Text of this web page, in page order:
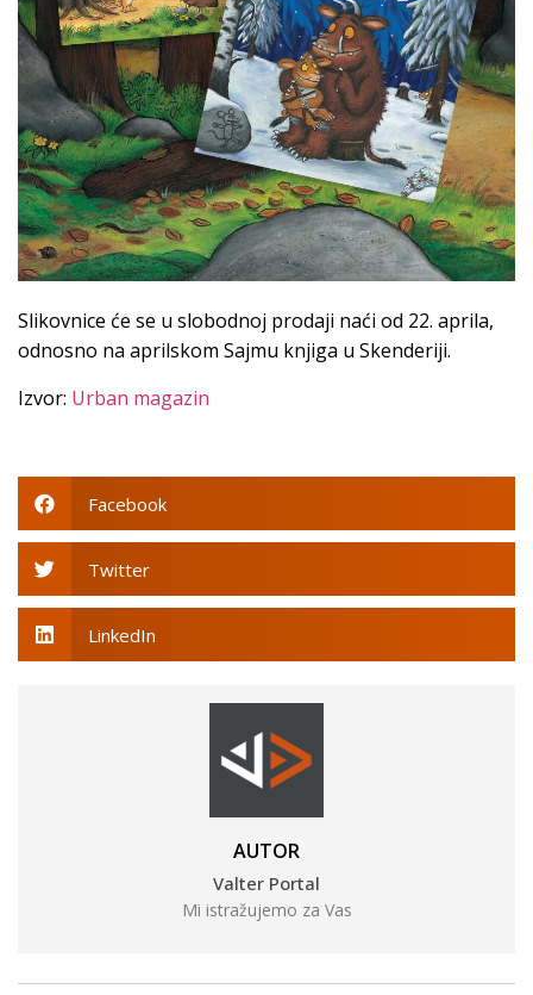
Slikovnice će se u slobodnoj prodaji naći od 22. aprila,
odnosno na aprilskom Sajmu knjiga u Skenderiji.
Izvor: Urban magazin
Facebook
Twitter
LinkedIn
AUTOR
Valter Portal
Mi istražujemo za Vas